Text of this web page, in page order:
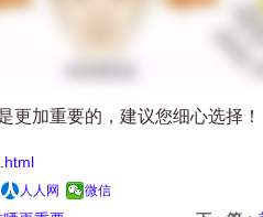
加重要的，建议您细心选择！
人人网 微信